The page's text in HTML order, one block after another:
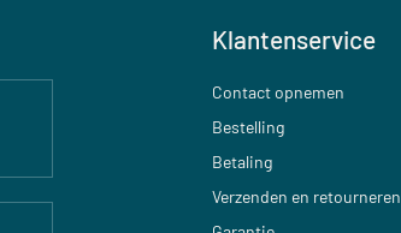
Klantenservice
Contact opnemen
Bestelling
Betaling
Verzenden en retourneren